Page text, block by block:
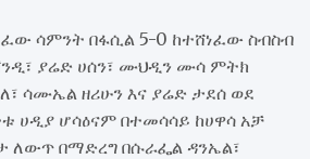
ሳምንት በፋሲል 5-0 ከተሸነፈው ስብስብ
ያሬድ ሀሰን፣ ሙህዲን ሙሳ ምትክ
ሳሙኤል ዘሪሁን እና ያሬድ ታደሰ ወደ
ሀዲያ ሆሳዕናም በተመሳሳይ ከሀዋሳ አቻ
ለውጥ በማድረግ በሱራፌል ዳንኤል፣